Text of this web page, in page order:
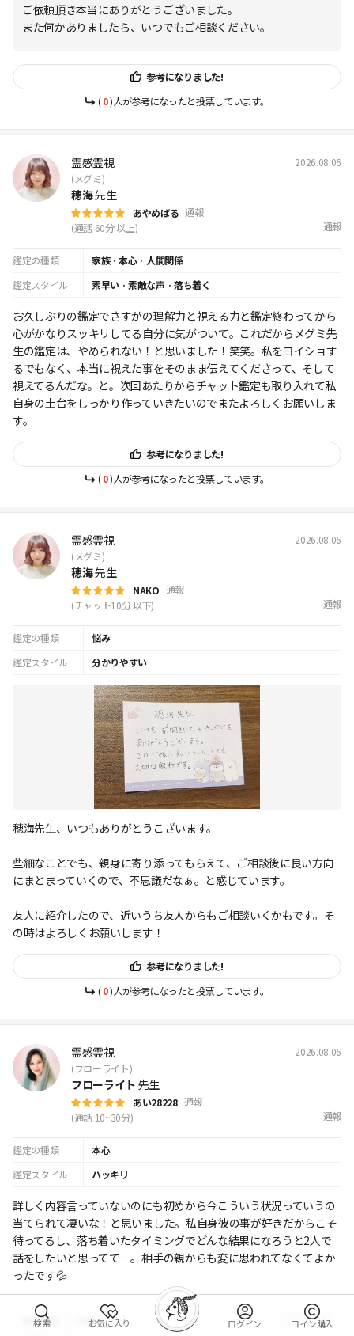
ご依頼頂き本当にありがとうございました。
また何かありましたら、いつでもご相談ください。
参考になりました!
(0)人が参考になったと投票しています。
霊感霊視 2026.08.06
(メグミ)
穂海先生
あやめばる 通報
(通話 60分 以上)
通報
鑑定の種類 家族·本心· 人間関係
鑑定スタイル
素早い ·素敵な声 · 落ち着く
お久しぶりの鑑定でさすがの理解力と視える力と鑑定終わってから
心がかなりスッキリしてる自分に気がついて。これだからメグミ先
生の鑑定は、やめられない！と思いました！笑笑。私をヨイショす
るでもなく、本当に視えた事をそのまま伝えてくださって、そして
視えてるんだな。と。次回あたりからチャット鑑定も取り入れて私
自身の土台をしっかり作っていきたいのでまたよろしくお願いしま
す。
参考になりました!
(0)人が参考になったと投票しています。
霊感霊視 2026.08.06
(メグミ)
穂海先生
NAKO 通報
(チャット10分 以下)
通報
鑑定の種類
悩み
鑑定スタイル
分かりやすい
穂海先生、いつもありがとうこざいます。
些細なことでも、親身に寄り添ってもらえて、ご相談後に良い方向
にまとまっていくので、不思議だなぁ。と感じています。
友人に紹介したので、近いうち友人からもご相談いくかもです。そ
の時はよろしくお願いします！
参考になりました!
(0)人が参考になったと投票しています。
霊感霊視 2026.08.06
(フローライト)
フローライト 先生
あい28228 通報
(通話 10~30分)
通報
鑑定の種類
本心
鑑定スタイル
ハッキリ
詳しく内容言っていないのにも初めから今こういう状況っていうの
当てられて凄いな！と思いました。私自身彼の事が好きだからこそ
待ってるし、落ち着いたタイミングでどんな結果になろうと2人で
話をしたいと思ってて…。相手の親からも変に思われてなくてよか
ったです💦
霊感霊視
230番
2026.08.08
検索 お気に入り ログイン コイン購入